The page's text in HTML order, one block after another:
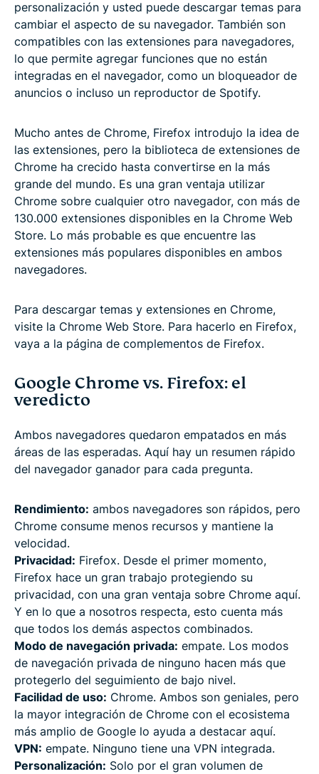
personalización y usted puede descargar temas para
cambiar el aspecto de su navegador. También son
compatibles con las extensiones para navegadores,
lo que permite agregar funciones que no están
integradas en el navegador, como un bloqueador de
anuncios o incluso un reproductor de Spotify.
Mucho antes de Chrome, Firefox introdujo la idea de
las extensiones, pero la biblioteca de extensiones de
Chrome ha crecido hasta convertirse en la más
grande del mundo. Es una gran ventaja utilizar
Chrome sobre cualquier otro navegador, con más de
130.000 extensiones disponibles en la Chrome Web
Store. Lo más probable es que encuentre las
extensiones más populares disponibles en ambos
navegadores.
Para descargar temas y extensiones en Chrome,
visite la Chrome Web Store. Para hacerlo en Firefox,
vaya a la página de complementos de Firefox.
Google Chrome vs. Firefox: el
veredicto
Ambos navegadores quedaron empatados en más
áreas de las esperadas. Aquí hay un resumen rápido
del navegador ganador para cada pregunta.
Rendimiento: ambos navegadores son rápidos, pero
Chrome consume menos recursos y mantiene la
velocidad.
Privacidad: Firefox. Desde el primer momento,
Firefox hace un gran trabajo protegiendo su
privacidad, con una gran ventaja sobre Chrome aquí.
Y en lo que a nosotros respecta, esto cuenta más
que todos los demás aspectos combinados.
Modo de navegación privada: empate. Los modos
de navegación privada de ninguno hacen más que
protegerlo del seguimiento de bajo nivel.
Facilidad de uso: Chrome. Ambos son geniales, pero
la mayor integración de Chrome con el ecosistema
más amplio de Google lo ayuda a destacar aquí.
VPN: empate. Ninguno tiene una VPN integrada.
Personalización: Solo por el gran volumen de